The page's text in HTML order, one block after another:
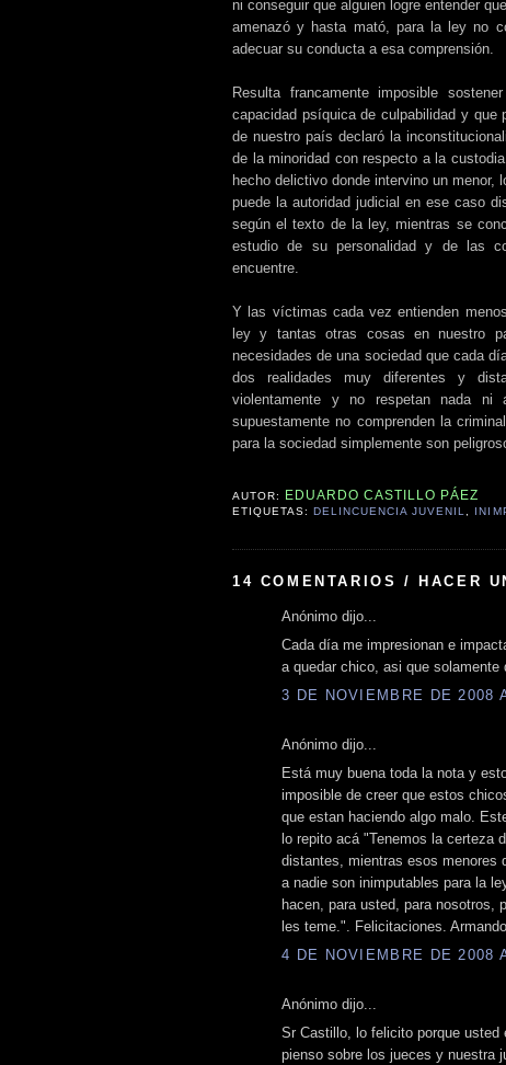
ni conseguir que alguien logre entender
amenazó y hasta mató, para la ley no
adecuar su conducta a esa comprensión.
Resulta francamente imposible
capacidad psíquica de culpabilidad y que
de nuestro país declaró la
de la minoridad con respecto a la
hecho delictivo donde intervino un
puede la autoridad judicial en ese caso
según el texto de la ley, mientras se
estudio de su personalidad y de las
encuentre.
Y las víctimas cada vez entienden
ley y tantas otras cosas en nuestro
necesidades de una sociedad que cada
dos realidades muy diferentes y
violentamente y no respetan nada ni
supuestamente no comprenden la
para la sociedad simplemente son
AUTOR: EDUARDO CASTILLO PÁEZ
ETIQUETAS:DELINCUENCIA JUVENIL
14 COMENTARIOS / HACER
Anónimo dijo...
Cada día me impresionan e
a quedar chico, asi que solamente
3 DE NOVIEMBRE DE 2008
Anónimo dijo...
Está muy buena toda la nota y
imposible de creer que estos
que estan haciendo algo malo.
lo repito acá "Tenemos la certeza
distantes, mientras esos menores
a nadie son inimputables para la
hacen, para usted, para nosotros,
les teme.". Felicitaciones.
4 DE NOVIEMBRE DE 2008
Anónimo dijo...
Sr Castillo, lo felicito porque
pienso sobre los jueces y nuestra